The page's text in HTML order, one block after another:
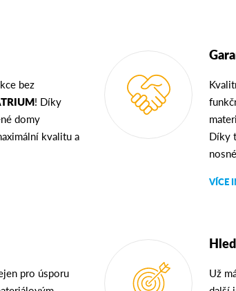
bez
! Díky
domy
kvalitu a
Díky
VÍCE
pro úsporu
Už